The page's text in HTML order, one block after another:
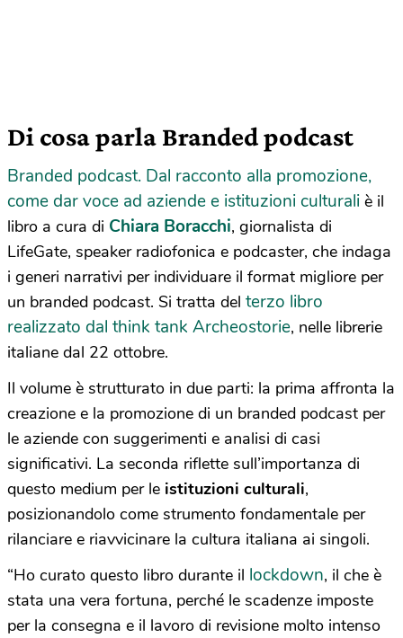
Di cosa parla Branded podcast
Branded podcast. Dal racconto alla promozione,
come dar voce ad aziende e istituzioni culturali è il
libro a cura di Chiara Boracchi, giornalista di
LifeGate, speaker radiofonica e podcaster, che indaga
i generi narrativi per individuare il format migliore per
un branded podcast. Si tratta del terzo libro
realizzato dal think tank Archeostorie, nelle librerie
italiane dal 22 ottobre.
Il volume è strutturato in due parti: la prima affronta la
creazione e la promozione di un branded podcast per
le aziende con suggerimenti e analisi di casi
significativi. La seconda riflette sull’importanza di
questo medium per le istituzioni culturali,
posizionandolo come strumento fondamentale per
rilanciare e riavvicinare la cultura italiana ai singoli.
“Ho curato questo libro durante il lockdown, il che è
stata una vera fortuna, perché le scadenze imposte
per la consegna e il lavoro di revisione molto intenso